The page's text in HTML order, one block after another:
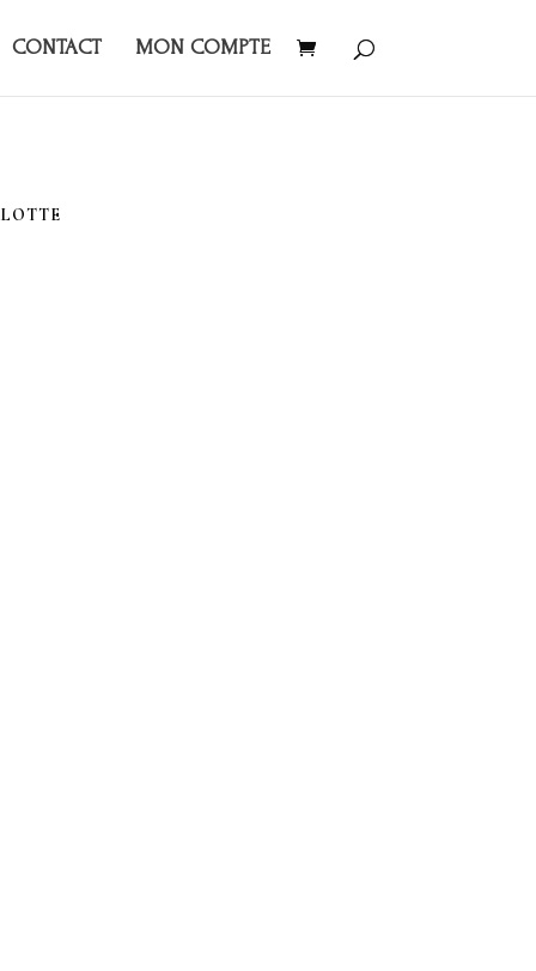
CONTACT MON COMPTE